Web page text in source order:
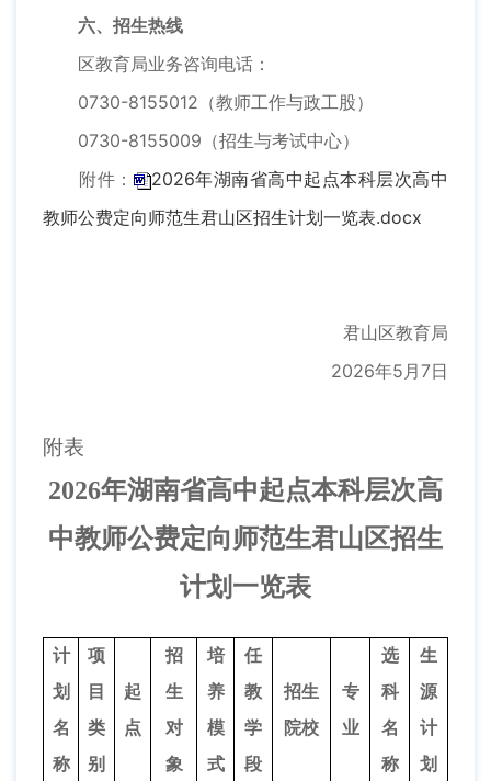
六、招生热线
区教育局业务咨询电话：
0730-8155012（教师工作与政工股）
0730-8155009（招生与考试中心）
附件：
2026年湖南省高中起点本科层次高中
教师公费定向师范生君山区招生计划一览表.docx
君山区教育局
2026年5月7日
附表
2026年湖南省高中起点本科层次高
中教师公费定向师范生君山区招生
计划一览表
计
划
名
称
项
目
类
别
起
点
招
生
对
象
培
养
模
式
任
教
学
段
招生
院校
专
业
选
科
名
称
生
源
计
划